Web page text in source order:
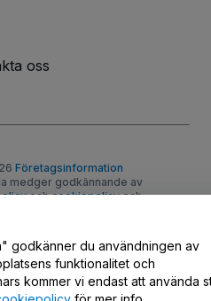
oss
Företagsinformation
medger godkännande av
ochcookiepolicyoch
godkänner du användningen av
funktionalitet och
kommer vi endast att använda